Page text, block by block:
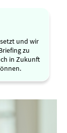
und wir
zu
in Zukunft